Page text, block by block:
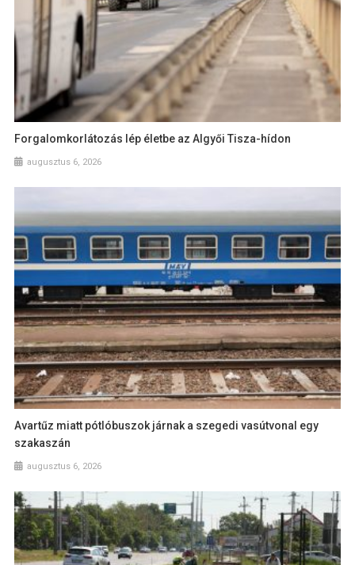
Forgalomkorlátozás lép életbe az Algyői Tisza-hídon
augusztus 6, 2026
Avartűz miatt pótlóbuszok járnak a szegedi vasútvonal egy
szakaszán
augusztus 6, 2026